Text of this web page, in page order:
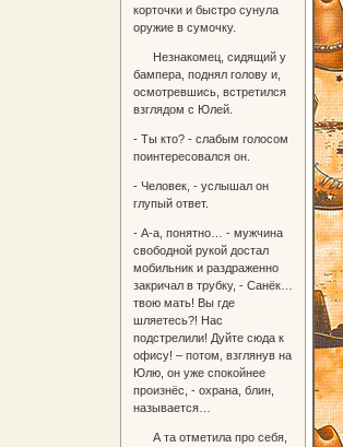
корточки и быстро сунула
оружие в сумочку.
Незнакомец, сидящий у
бампера, поднял голову и,
осмотревшись, встретился
взглядом с Юлей.
- Ты кто? - слабым голосом
поинтересовался он.
- Человек, - услышал он
глупый ответ.
- А-а, понятно… - мужчина
свободной рукой достал
мобильник и раздраженно
закричал в трубку, - Санёк…
твою мать! Вы где
шляетесь?! Нас
подстрелили! Дуйте сюда к
офису! – потом, взглянув на
Юлю, он уже спокойнее
произнёс, - охрана, блин,
называется…
А та отметила про себя,